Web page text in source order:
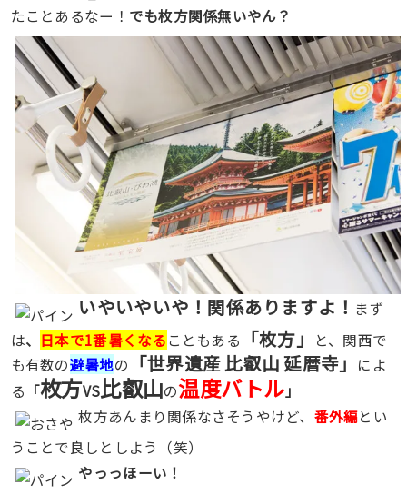
たことあるなー！ でも枚方関係無いやん？
いやいやいや！関係ありますよ！ まず
は、 日本で1番暑くなる こともある 「枚方」
と、関西で
も有数の避暑地の 「世界遺産 比叡山 延暦寺」
によ
る 「枚方VS比叡山の温度バトル 」
枚方あんまり関係なさそうやけど、 番外編とい
うことで良しとしよう（笑）
やっっほーい！